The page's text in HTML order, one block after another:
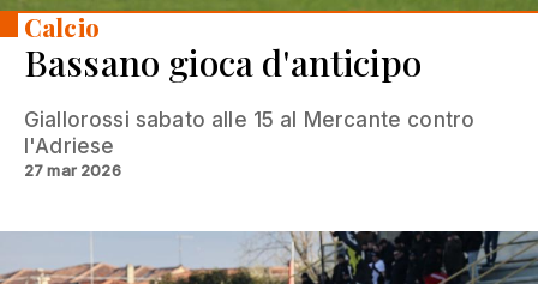
Calcio
Bassano gioca d'anticipo
Giallorossi sabato alle 15 al Mercante contro
l'Adriese
27 mar 2026